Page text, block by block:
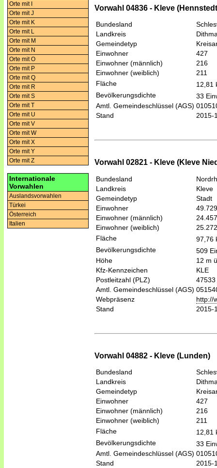
Orte mit I
Orte mit J
Orte mit K
Orte mit L
Orte mit M
Orte mit N
Orte mit O
Orte mit P
Orte mit Q
Orte mit R
Orte mit S
Orte mit T
Orte mit U
Orte mit V
Orte mit W
Orte mit X
Orte mit Y
Orte mit Z
Internationale
Vorwahlen
Auslandsvorwahlen
Türkei
Österreich
Italien
Vorwahl 04836 - Kleve
Bundesland
Landkreis
Gemeindetyp
Einwohner
427
Einwohner (männlich)
216
Einwohner (weiblich)
211
Fläche
12,81
Bevölkerungsdichte
33
Amtl. Gemeindeschlüssel (AGS)
Stand
2015-
Vorwahl 02821 - Kleve (Kleve
Bundesland
Landkreis
Kleve
Gemeindetyp
Stadt
Einwohner
49.729
Einwohner (männlich)
24.457
Einwohner (weiblich)
25.272
Fläche
97,76
Bevölkerungsdichte
509
Höhe
12 m
Kfz-Kennzeichen
KLE
Postleitzahl (PLZ)
47533
Amtl. Gemeindeschlüssel (AGS)
Webpräsenz
http://
Stand
2015-
Vorwahl 04882 - Kleve (Lunden)
Bundesland
Landkreis
Gemeindetyp
Einwohner
427
Einwohner (männlich)
216
Einwohner (weiblich)
211
Fläche
12,81
Bevölkerungsdichte
33
Amtl. Gemeindeschlüssel (AGS)
Stand
2015-